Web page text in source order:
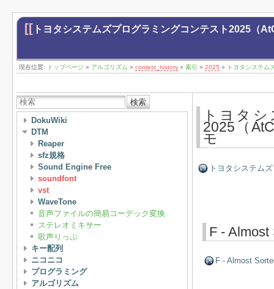
[[ トヨタシステムズプログラミングコンテスト2025（
現在位置: トップページ » アルゴリズム » contest_history » 索引 » 2025 » トヨタシステム
検索
DokuWiki
DTM
Reaper
sfz規格
Sound Engine Free
soundfont
vst
WaveTone
音声ファイルの簡易コーデック変換
ステレオミキサー
歌声りっぷ
キー配列
ニコニコ
プログラミング
アルゴリズム
トヨタ
2025（
モ
トヨタシステム
F - Almost
F - Almost